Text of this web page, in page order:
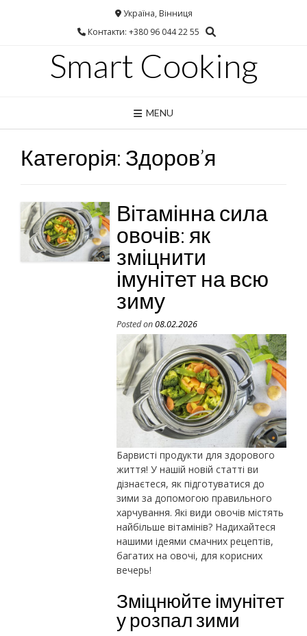
Україна, Вінниця
Контакти: +380 96 044 22 55
Smart Cooking
MENU
Категорія: Здоров’я
Вітамінна сила
овочів: як
зміцнити
імунітет на всю
зиму
Posted on08.02.2026
Барвисті продукти для здорового
життя! У нашій новій статті ви
дізнаєтеся, як підготуватися до
зими за допомогою правильного
харчування. Які види овочів містять
найбільше вітамінів? Надихайтеся
нашими ідеями смачних рецептів,
багатих на овочі, для корисних
вечерь!
Зміцнюйте імунітет
у розпал зими